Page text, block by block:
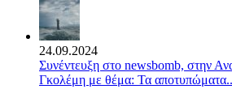
24.09.2024
Συνέντευξη στο newsbomb, στην
Γκολέμη με θέμα: Τα